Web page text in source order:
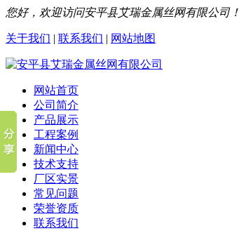
您好，欢迎访问安平县艾瑞金属丝网有限公司！
关于我们 | 联系我们 | 网站地图
网站首页
公司简介
产品展示
工程案例
新闻中心
技术支持
厂区实景
常见问题
荣誉资质
联系我们